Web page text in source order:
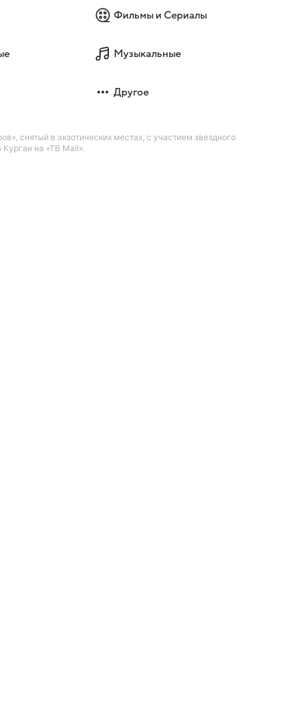
Фильмы и Сериалы
Музыкальные
Другое
снятый в экзотических местах, с участием звездного
на «ТВ Mail».